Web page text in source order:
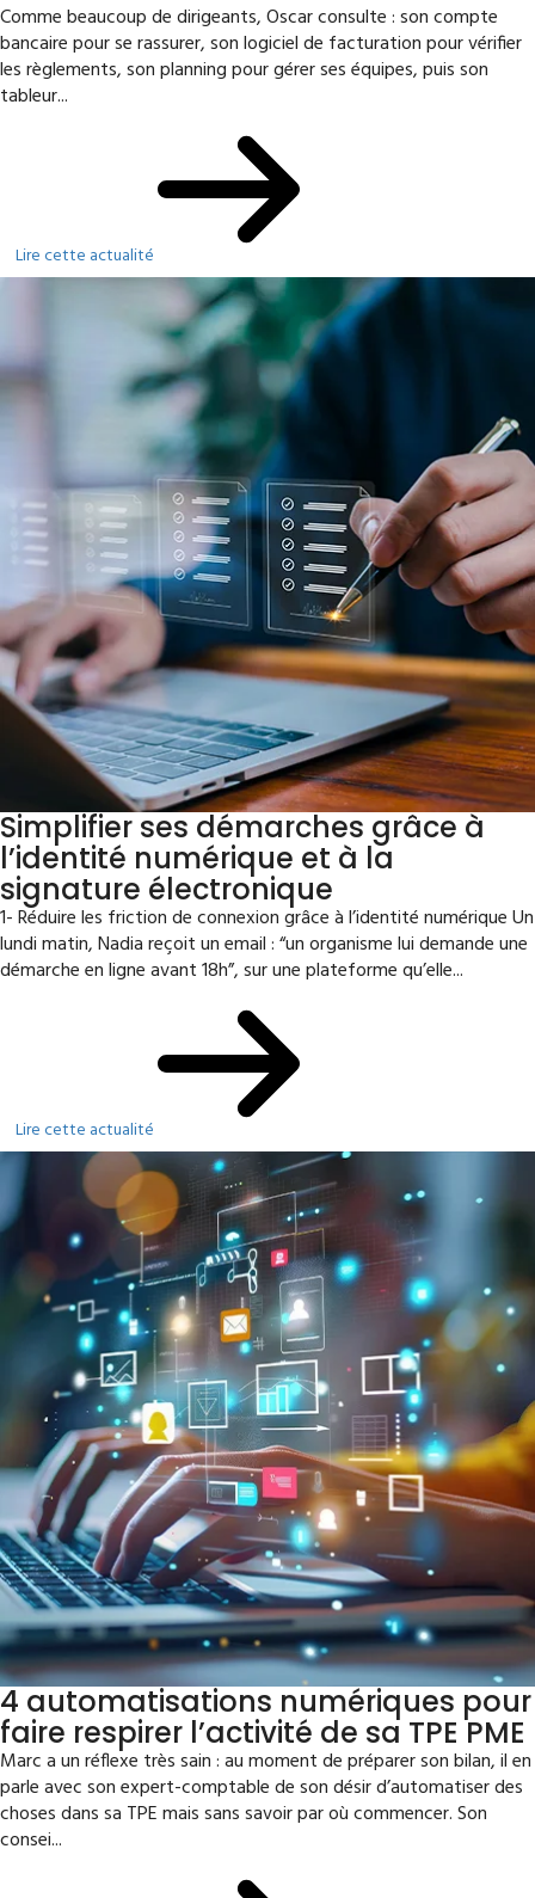
Comme beaucoup de dirigeants, Oscar consulte : son compte
bancaire pour se rassurer, son logiciel de facturation pour vérifier
les règlements, son planning pour gérer ses équipes, puis son
tableur...
Lire cette actualité
Simplifier ses démarches grâce à
l’identité numérique et à la
signature électronique
1- Réduire les friction de connexion grâce à l’identité numérique Un
lundi matin, Nadia reçoit un email : “un organisme lui demande une
démarche en ligne avant 18h”, sur une plateforme qu’elle...
Lire cette actualité
4 automatisations numériques pour
faire respirer l’activité de sa TPE PME
Marc a un réflexe très sain : au moment de préparer son bilan, il en
parle avec son expert-comptable de son désir d’automatiser des
choses dans sa TPE mais sans savoir par où commencer. Son
consei...